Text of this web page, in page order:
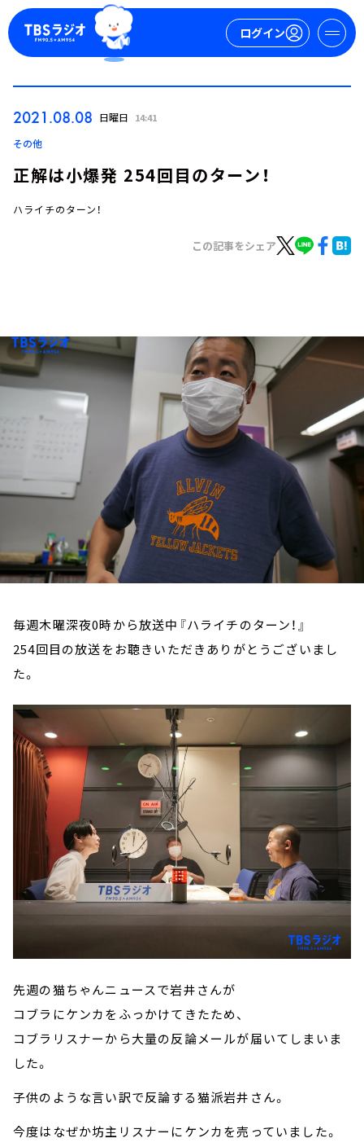
ログイン
トピックス
TBS Podcast
お知らせ
イベント・グッズ
YouTube
会社情報
2021.08.08 日曜日 14:41
その他
正解は小爆発 254回目のターン！
ハライチのターン！
この記事をシェア
毎週木曜深夜0時から放送中『ハライチのターン！』
254回目の放送をお聴きいただきありがとうございまし
た。
先週の猫ちゃんニュースで岩井さんが
コブラにケンカをふっかけてきたため、
コブラリスナーから大量の反論メールが届いてしまいま
した。
子供のような言い訳で反論する猫派岩井さん。
今度はなぜか坊主リスナーにケンカを売っていました。